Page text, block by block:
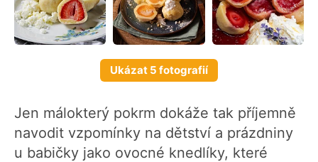
Ukázat 5 fotografií
Jen málokterý pokrm dokáže tak příjemně
navodit vzpomínky na dětství a prázdniny
u babičky jako ovocné knedlíky, které